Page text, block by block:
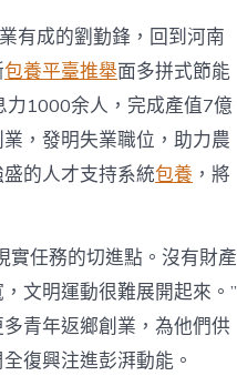
有成的劉勤鋒，回到河南
包養平臺推舉面多拼式節能
1000余人，完成產值7億
，發明失業職位，助力農
的人才支持系統包養 ，將
實任務的切進點。沒有財產
文明運動很難展開起來。”
青年返鄉創業，為他們供
復興注進彭湃動能。